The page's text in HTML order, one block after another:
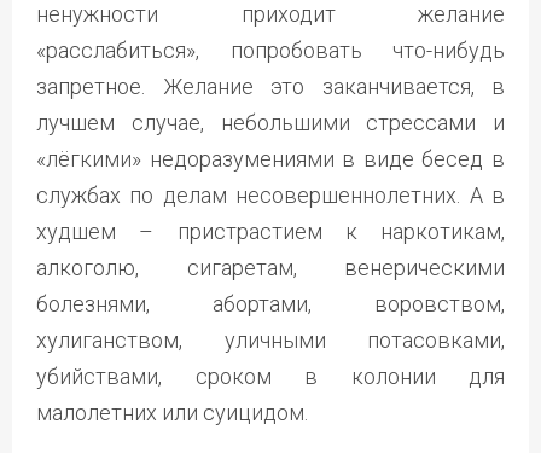
ненужности приходит желание
«расслабиться», попробовать что-нибудь
запретное. Желание это заканчивается, в
лучшем случае, небольшими стрессами и
«лёгкими» недоразумениями в виде бесед в
службах по делам несовершеннолетних. А в
худшем – пристрастием к наркотикам,
алкоголю, сигаретам, венерическими
болезнями, абортами, воровством,
хулиганством, уличными потасовками,
убийствами, сроком в колонии для
малолетних или суицидом.